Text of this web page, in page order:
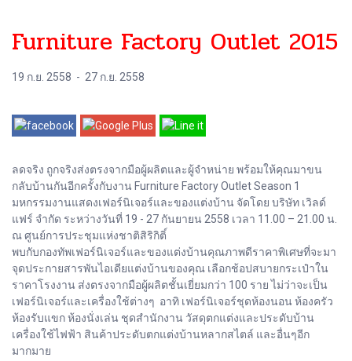
Furniture Factory Outlet 2015
19 ก.ย. 2558 - 27 ก.ย. 2558
ลดจริง ถูกจริงส่งตรงจากมือผู้ผลิตและผู้จำหน่าย พร้อมให้คุณมาขน
กลับบ้านกันอีกครั้งกับงาน Furniture Factory Outlet Season 1
มหกรรมงานแสดงเฟอร์นิเจอร์และของแต่งบ้าน จัดโดย บริษัท เวิลด์
แฟร์ จำกัด ระหว่างวันที่ 19 - 27 กันยายน 2558 เวลา 11.00 – 21.00 น.
ณ ศูนย์การประชุมแห่งชาติสิริกิติ์
พบกับกองทัพเฟอร์นิเจอร์และของแต่งบ้านคุณภาพดีราคาพิเศษที่จะมา
จุดประกายสารพันไอเดียแต่งบ้านของคุณ เลือกช้อปสบายกระเป๋าใน
ราคาโรงงาน ส่งตรงจากมือผู้ผลิตชั้นเยี่ยมกว่า 100 ราย ไม่ว่าจะเป็น
เฟอร์นิเจอร์และเครื่องใช้ต่างๆ อาทิ เฟอร์นิเจอร์ชุดห้องนอน ห้องครัว
ห้องรับแขก ห้องนั่งเล่น ชุดสำนักงาน วัสดุตกแต่งและประดับบ้าน
เครื่องใช้ไฟฟ้า สินค้าประดับตกแต่งบ้านหลากสไตล์ และอื่นๆอีก
มากมาย